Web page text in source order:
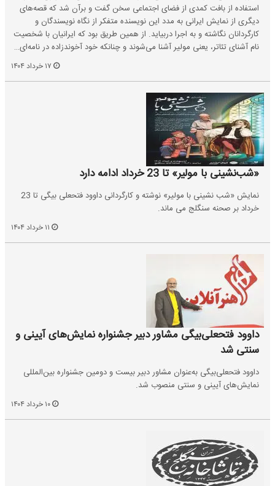
استفاده از بافت کمدی از فضای اجتماعی سخن گفت و برآن شد که قصه‌های
دیگری از نمایش ایرانی به مدد این نویسنده متفکر از نگاه نویسندگان و
کارگردانان نگاشته و به اجرا دربیاید. از همین طریق بود که ایرانیان با شخصیت
نام آشنای تئاتر، یعنی مولیر آشنا می‌شوند و چنانکه خود آخوندزاده در نامه‌ای…
«شب‌نشینی با مولیر» تا 23 خرداد ادامه دارد
نمایش «شب نشینی با مولیر» نوشته و کارگردانی داوود فتحعلی بیگی تا 23
خرداد بر صحنه سنگلج می ماند.
داوود فتحعلی‌بیگی مشاور دبیر جشنواره نمایش‌های آیینی و
سنتی شد
داوود فتحعلی‌بیگی به‌عنوان مشاور دبیر بیست و دومین جشنواره بین‌المللی
نمایش‌های آیینی و سنتی منصوب شد.